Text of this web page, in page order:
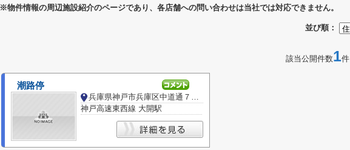
※物件情報の周辺施設紹介のページであり、各店舗への問い合わせは当社では対応できません。
並び順：
該当公開件数1件
潮路停
兵庫県神戸市兵庫区中道通７丁目
神戸高速東西線 大開駅